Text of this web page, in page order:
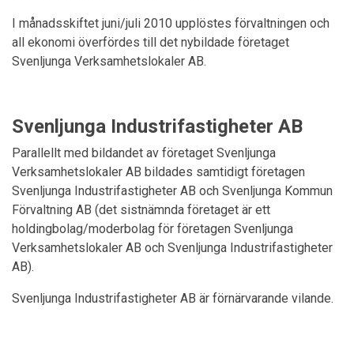
I månadsskiftet juni/juli 2010 upplöstes förvaltningen och
all ekonomi överfördes till det nybildade företaget
Svenljunga Verksamhetslokaler AB.
Svenljunga Industrifastigheter AB
Parallellt med bildandet av företaget Svenljunga
Verksamhetslokaler AB bildades samtidigt företagen
Svenljunga Industrifastigheter AB och Svenljunga Kommun
Förvaltning AB (det sistnämnda företaget är ett
holdingbolag/moderbolag för företagen Svenljunga
Verksamhetslokaler AB och Svenljunga Industrifastigheter
AB).
Svenljunga Industrifastigheter AB är förnärvarande vilande.